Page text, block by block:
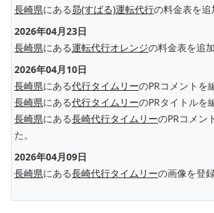
長崎県にある 昴(すばる)運転代行の料金表を追
2026年04月23日
長崎県にある運転代行オレンジの料金表を追
2026年04月10日
長崎県にある代行タイムリーのPRコメントを
長崎県にある代行タイムリーのPRタイトルを
長崎県にある長崎代行タイムリーのPRコメン
た。
2026年04月09日
長崎県にある長崎代行タイムリーの画像を登